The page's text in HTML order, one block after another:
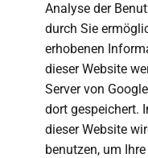
Analyse der
durch Sie
erhobenen
dieser Website
Server von
dort gespeichert.
dieser Website
benutzen, um